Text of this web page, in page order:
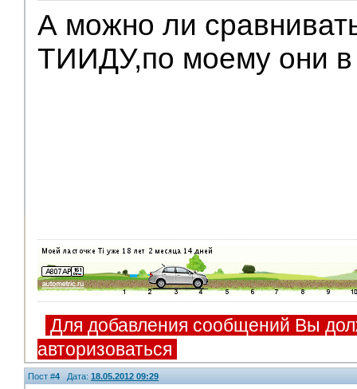
А можно ли
ТИИДУ,по моему они в
V.I.P.
Для добавления сообщений Вы
авторизоваться
Пост #4Дата: 18.05.2012 09:29